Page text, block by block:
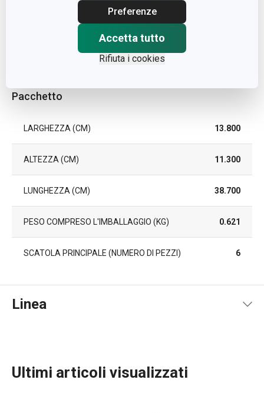
Preferenze
Accetta tutto
Rifiuta i cookies
DURATA DELLA GARANZIA
Pacchetto
LARGHEZZA (CM) 13.800
ALTEZZA (CM) 11.300
LUNGHEZZA (CM) 38.700
PESO COMPRESO L'IMBALLAGGIO (KG) 0.621
SCATOLA PRINCIPALE (NUMERO DI PEZZI) 6
Linea
Ultimi articoli visualizzati